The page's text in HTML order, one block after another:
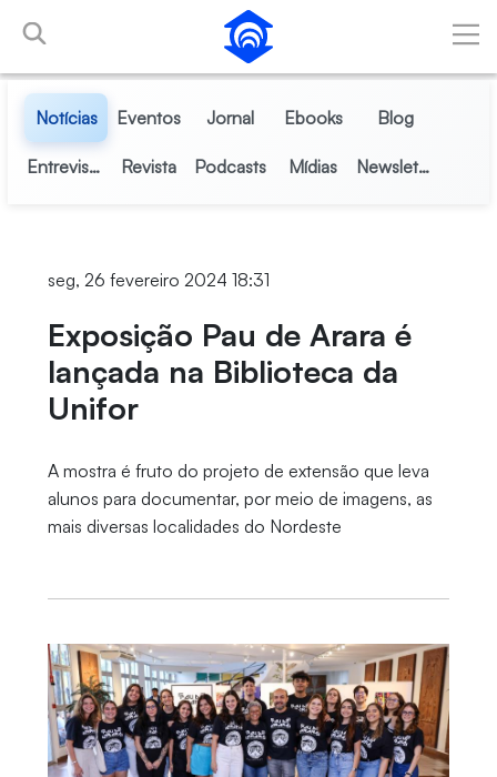
Pular para o Conteúdo principal
Notícias Eventos Jornal Ebooks Blog
Entrevistas Revista Podcasts Mídias Newsletter
seg, 26 fevereiro 2024 18:31
Exposição Pau de Arara é
lançada na Biblioteca da
Unifor
A mostra é fruto do projeto de extensão que leva
alunos para documentar, por meio de imagens, as
mais diversas localidades do Nordeste